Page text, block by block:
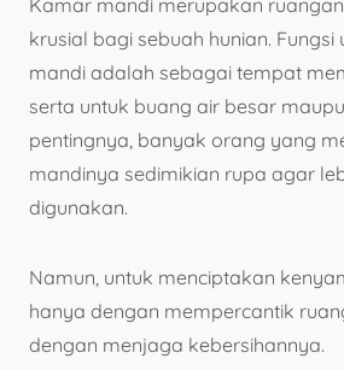
Kamar mandi merupakan
krusial bagi sebuah hunian.
mandi adalah sebagai tempat
serta untuk buang air besar
pentingnya, banyak orang yang
mandinya sedimikian rupa agar
digunakan.
Namun, untuk menciptakan
hanya dengan mempercantik
dengan menjaga kebersihannya.